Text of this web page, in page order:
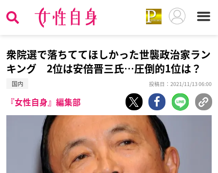
衆院選で落ちててほしかった世襲政治家ラン
キング 2位は安倍晋三氏…圧倒的1位は？
国内 投稿日：2021/11/13 06:00
『女性自身』編集部